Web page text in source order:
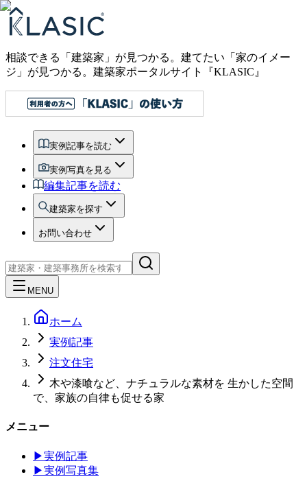
相談できる「建築家」が見つかる。建てたい「家のイメー
ジ」が見つかる。 建築家ポータルサイト『KLASIC』
実例記事を読む
実例写真を見る
編集記事を読む
建築家を探す
お問い合わせ
MENU
ホーム
実例記事
注文住宅
木や漆喰など、ナチュラルな素材を 生かした空間
で、家族の自律も促せる家
メニュー
▶実例記事
▶実例写真集